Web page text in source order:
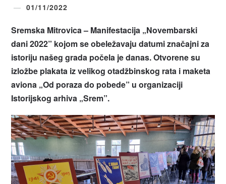
01/11/2022
Sremska Mitrovica – Manifestacija „Novembarski
dani 2022” kojom se obeležavaju datumi značajni za
istoriju našeg grada počela je danas. Otvorene su
izložbe plakata iz velikog otadžbinskog rata i maketa
aviona „Od poraza do pobede” u organizaciji
Istorijskog arhiva „Srem”.